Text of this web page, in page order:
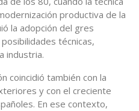
productiva de la
la adopción del gres
técnicas,
industria.
coincidió también con la
y con el creciente
En ese contexto,